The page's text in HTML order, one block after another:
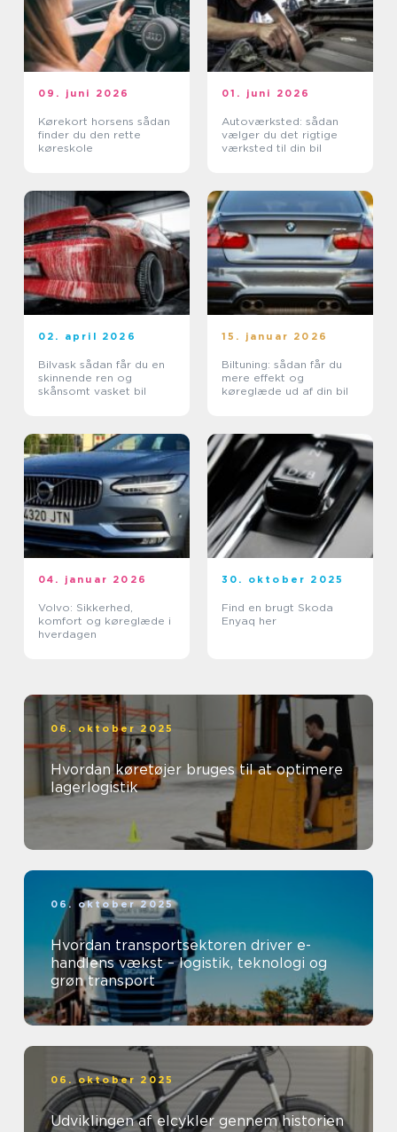
09. juni 2026
Kørekort horsens sådan
finder du den rette
køreskole
01. juni 2026
Autoværksted: sådan
vælger du det rigtige
værksted til din bil
02. april 2026
Bilvask sådan får du en
skinnende ren og
skånsomt vasket bil
15. januar 2026
Biltuning: sådan får du
mere effekt og
køreglæde ud af din bil
04. januar 2026
Volvo: Sikkerhed,
komfort og køreglæde i
hverdagen
30. oktober 2025
Find en brugt Skoda
Enyaq her
06. oktober 2025
Hvordan køretøjer bruges til at optimere
lagerlogistik
06. oktober 2025
Hvordan transportsektoren driver e-
handlens vækst – logistik, teknologi og
grøn transport
06. oktober 2025
Udviklingen af elcykler gennem historien